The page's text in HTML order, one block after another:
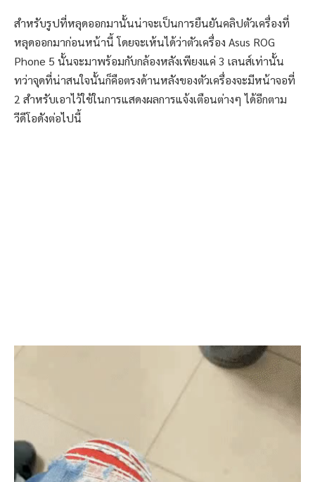
สำหรับรูปที่หลุดออกมานั้นน่าจะเป็นการยืนยันคลิปตัวเครื่องที่
หลุดออกมาก่อนหน้านี้ โดยจะเห้นได้ว่าตัวเครื่อง Asus ROG
Phone 5 นั้นจะมาพร้อมกับกล้องหลังเพียงแค่ 3 เลนส์เท่านั้น
ทว่าจุดที่น่าสนใจนั้นก็คือตรงด้านหลังของตัวเครื่องจะมีหน้าจอที่
2 สำหรับเอาไว้ใช้ในการแสดงผลการแจ้งเตือนต่างๆ ได้อีกตาม
วีดีโอดังต่อไปนี้